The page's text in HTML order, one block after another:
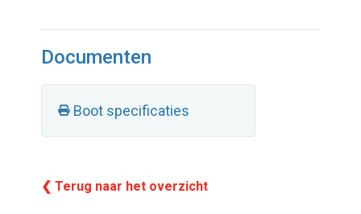
Documenten
Boot specificaties
❮ Terug naar het overzicht